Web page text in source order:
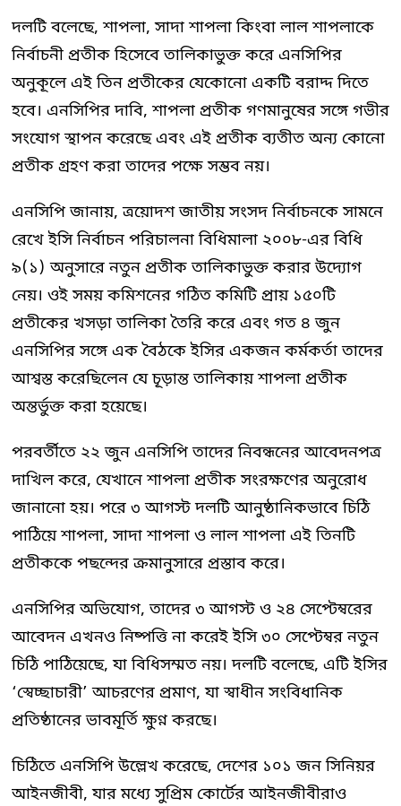
দলটি বলেছে, শাপলা, সাদা শাপলা কিংবা লাল শাপলাকে
নির্বাচনী প্রতীক হিসেবে তালিকাভুক্ত করে এনসিপির
অনুকূলে এই তিন প্রতীকের যেকোনো একটি বরাদ্দ দিতে
হবে। এনসিপির দাবি, শাপলা প্রতীক গণমানুষের সঙ্গে গভীর
সংযোগ স্থাপন করেছে এবং এই প্রতীক ব্যতীত অন্য কোনো
প্রতীক গ্রহণ করা তাদের পক্ষে সম্ভব নয়।
এনসিপি জানায়, ত্রয়োদশ জাতীয় সংসদ নির্বাচনকে সামনে
রেখে ইসি নির্বাচন পরিচালনা বিধিমালা ২০০৮-এর বিধি
৯(১) অনুসারে নতুন প্রতীক তালিকাভুক্ত করার উদ্যোগ
নেয়। ওই সময় কমিশনের গঠিত কমিটি প্রায় ১৫০টি
প্রতীকের খসড়া তালিকা তৈরি করে এবং গত ৪ জুন
এনসিপির সঙ্গে এক বৈঠকে ইসির একজন কর্মকর্তা তাদের
আশ্বস্ত করেছিলেন যে চূড়ান্ত তালিকায় শাপলা প্রতীক
অন্তর্ভুক্ত করা হয়েছে।
পরবর্তীতে ২২ জুন এনসিপি তাদের নিবন্ধনের আবেদনপত্র
দাখিল করে, যেখানে শাপলা প্রতীক সংরক্ষণের অনুরোধ
জানানো হয়। পরে ৩ আগস্ট দলটি আনুষ্ঠানিকভাবে চিঠি
পাঠিয়ে শাপলা, সাদা শাপলা ও লাল শাপলা এই তিনটি
প্রতীককে পছন্দের ক্রমানুসারে প্রস্তাব করে।
এনসিপির অভিযোগ, তাদের ৩ আগস্ট ও ২৪ সেপ্টেম্বরের
আবেদন এখনও নিষ্পত্তি না করেই ইসি ৩০ সেপ্টেম্বর নতুন
চিঠি পাঠিয়েছে, যা বিধিসম্মত নয়। দলটি বলেছে, এটি ইসির
‘স্বেচ্ছাচারী’ আচরণের প্রমাণ, যা স্বাধীন সংবিধানিক
প্রতিষ্ঠানের ভাবমূর্তি ক্ষুণ্ন করছে।
চিঠিতে এনসিপি উল্লেখ করেছে, দেশের ১০১ জন সিনিয়র
আইনজীবী, যার মধ্যে সুপ্রিম কোর্টের আইনজীবীরাও